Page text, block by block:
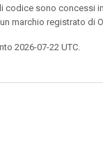
codice sono concessi
un marchio registrato di
2026-07-22 UTC.